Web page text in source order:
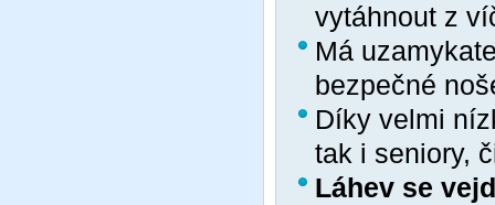
vytáhnout z
Má
bezpečné
Díky velmi
tak i seniory,
Láhev se